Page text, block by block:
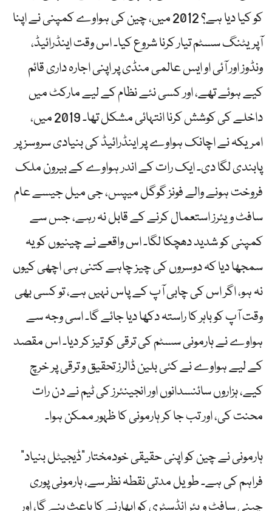
کو کیا دیا ہے؟ 2012 میں، چین کی ہواوے کمپنی نے اپنا
آپریٹنگ سسٹم تیار کرنا شروع کیا۔ اس وقت اینڈرائیڈ،
ونڈوز اور آئی او ایس عالمی منڈی پر اپنی اجارہ داری قائم
کیے ہوئے تھے، اور کسی نئے نظام کے لیے مارکٹ میں
داخلے کی کوشش کرنا انتہائی مشکل تھا۔ 2019 میں،
امریکہ نے اچانک ہواوے پر اینڈرائیڈ کی بنیادی سروسز پر
پابندی لگا دی۔ ایک رات کے اندر ہواوے کے بیرون ملک
فروخت ہونے والے فونز گوگل میپس، جی میل جیسے عام
سافٹ ویئرز استعمال کرنے کے قابل نہ رہے، جس سے
کمپنی کو شدید دھچکا لگا۔ اس واقعے نے چینیوں کو یہ
سمجھا دیا کہ دوسروں کی چیز چاہے کتنی ہی اچھی کیوں
نہ ہو، اگر اس کی چابی آپ کے پاس نہیں ہے، تو کسی بھی
وقت آپ کو باہر کا راستہ دکھا دیا جائے گا۔ اسی وجہ سے
ہواوے نے ہارمونی سسٹم کی ترقی کو تیز کر دیا۔ اس مقصد
کے لیے ہواوے نے کئی بلین ڈالرز تحقیق و ترقی پر خرچ
کیے، ہزاروں سائنسدانوں اور انجینئرز کی ٹیم نے دن رات
محنت کی، اور تب جا کر ہارمونی کا ظہور ممکن ہوا۔
ہارمونی نے چین کو اپنی حقیقی خودمختار “ڈیجیٹل بنیاد”
فراہم کی ہے۔ طویل مدتی نقطہ نظر سے، ہارمونی پوری
چینی سافٹ ویئر انڈسٹری کو ابھارنے کا باعث بنے گا، اور